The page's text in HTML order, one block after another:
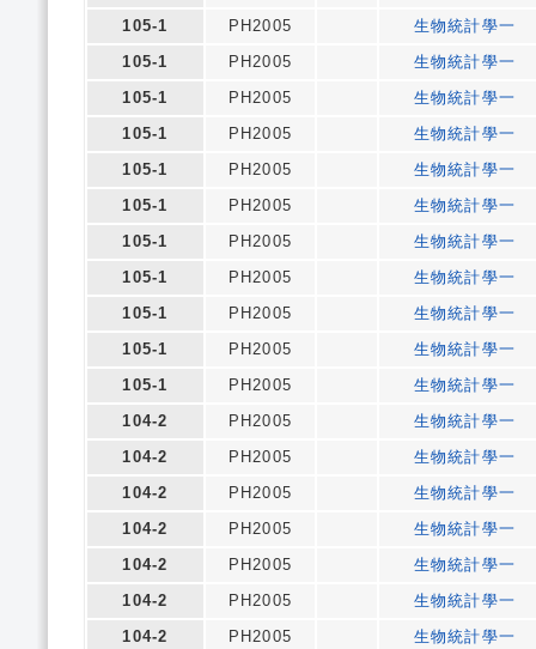
105-1
PH2005
生物統計學一
105-1
PH2005
生物統計學一
105-1
PH2005
生物統計學一
105-1
PH2005
生物統計學一
105-1
PH2005
生物統計學一
105-1
PH2005
生物統計學一
105-1
PH2005
生物統計學一
105-1
PH2005
生物統計學一
105-1
PH2005
生物統計學一
105-1
PH2005
生物統計學一
105-1
PH2005
生物統計學一
104-2
PH2005
生物統計學一
104-2
PH2005
生物統計學一
104-2
PH2005
生物統計學一
104-2
PH2005
生物統計學一
104-2
PH2005
生物統計學一
104-2
PH2005
生物統計學一
104-2
PH2005 生物統計學一